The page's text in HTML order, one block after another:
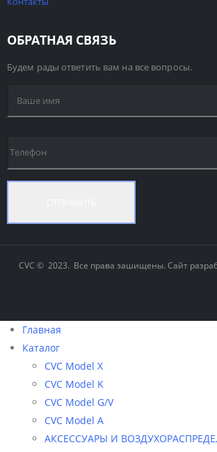
ОБРАТНАЯ СВЯЗЬ
Будем рады ответить вам на все вопросы.
CVC © 2023. Все права зашищены. Сайт
Главная
Каталог
CVC Model X
CVC Model K
CVC Model G/V
CVC Model A
АКСЕССУАРЫ И